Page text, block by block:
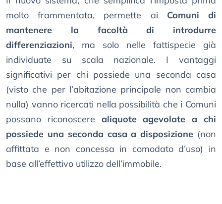
molto frammentata, permette ai Comuni di
mantenere la facoltà di introdurre
differenziazioni, ma solo nelle fattispecie già
individuate su scala nazionale. I vantaggi
significativi per chi possiede una seconda casa
(visto che per l’abitazione principale non cambia
nulla) vanno ricercati nella possibilità che i Comuni
possano riconoscere aliquote agevolate a chi
possiede una seconda casa a disposizione (non
affittata e non concessa in comodato d’uso) in
base all’effettivo utilizzo dell’immobile.